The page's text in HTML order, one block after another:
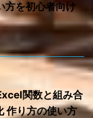
方を初心者向け
関数と組み合
作り方の使い方